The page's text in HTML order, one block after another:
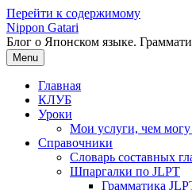
Перейти к содержимому
Nippon Gatari
Блог о Японском языке.
Menu
Главная
КЛУБ
Уроки
Мои услуги, чем могу
Справочники
Словарь составных
Шпаргалки по JLPT
Грамматика